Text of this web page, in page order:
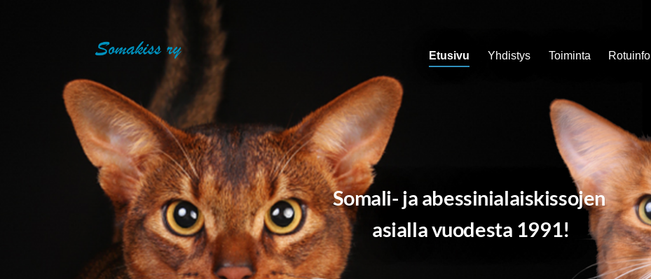
SOMAKISS RY Etusivu Yhdistys Toiminta Rotuinfo
Somali- ja abessinialaiskissojen
asialla vuodesta 1991!